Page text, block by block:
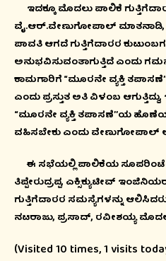
ಇದಕ್ಕೂ ಮೊದಲು ಪಾಲಿಕೆ
ವೈ.ಆರ್.ವೇಣುಗೋಪಾಲ್ ಮಾತನಾಡಿ,
ಪಾವತಿ ಆಗದೆ ಗುತ್ತಿಗೆದಾರರ
ಅನುಭವಿಸುವಂತಾಗುತ್ತಿದೆ ಎಂದು
ಕಾಮಗಾರಿಗೆ “ಮೂರನೇ ವ್ಯಕ್ತಿ
ಎಂದು ಪ್ರಸ್ತುತ ಅತಿ ವಿಳಂಬ
“ಮೂರನೇ ವ್ಯಕ್ತಿ ತಪಾಸಣೆ’’ಯ
ವಹಿಸಬೇಕು ಎಂದು ವೇಣುಗೋಪಾಲ್
ಈ ಸಭೆಯಲ್ಲಿ ಪಾಲಿಕೆಯ
ತಿಪ್ಪೇರುದ್ರಪ್ಪ, ಎಕ್ಸಿಕ್ಯುಟೀವ್
ಗುತ್ತಿಗೆದಾರರ ಸಮಸ್ಯೆಗಳನ್ನು
ನಟರಾಜು, ಪ್ರಸಾದ್, ರವೀಶಯ್ಯ
(Visited 10 times, 1 visits